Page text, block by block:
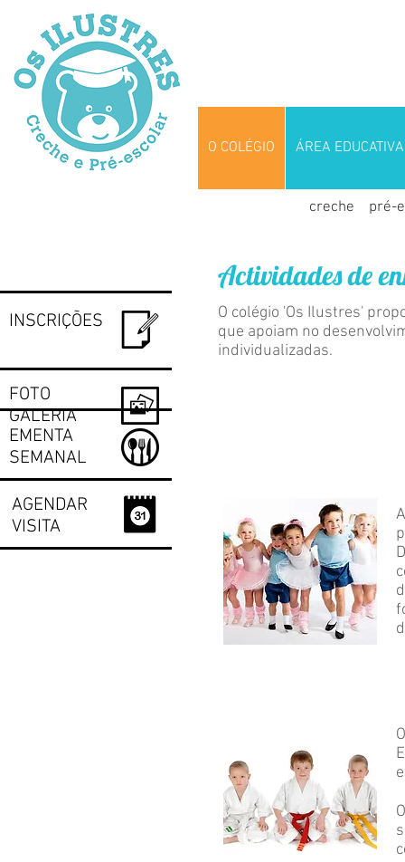
O COLÉGIO ÁREA EDUCATIVA
creche pré-
O colégio 'Os Ilustres'
que apoiam no
individualizadas.
Actividades de
FOTO
GALERIA
INSCRIÇÕES
AGENDAR
VISITA
EMENTA
SEMANAL